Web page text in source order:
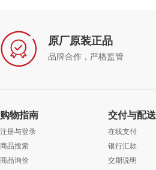
原厂原装正品
品牌合作，严格监管
购物指南
注册与登录
商品搜索
商品询价
交付与配送
在线支付
银行汇款
交期说明